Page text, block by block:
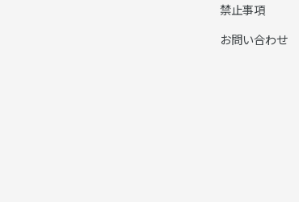
禁止事項
お問い合わせ